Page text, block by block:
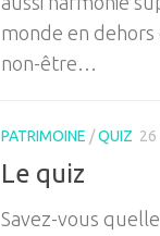
monde en dehors
non-être…
PATRIMOINE /QUIZ 26
Le quiz
Savez-vous